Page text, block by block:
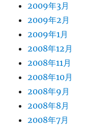
2009年3月
2009年2月
2009年1月
2008年12月
2008年11月
2008年10月
2008年9月
2008年8月
2008年7月